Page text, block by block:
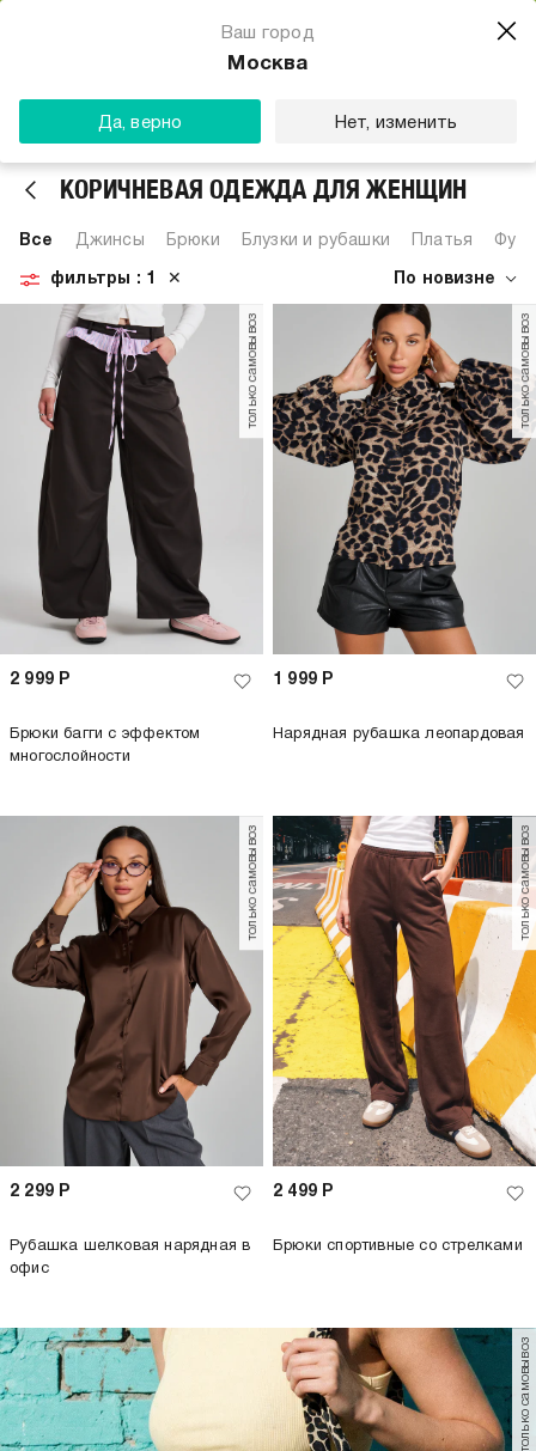
Ваш город
Москва
Да, верно Нет, изменить
КОРИЧНЕВАЯ ОДЕЖДА ДЛЯ ЖЕНЩИН
Все Джинсы Брюки Блузки и рубашки Платья
По новизне
фильтры : 1 ✕
только самовывоз
2 999 Р
Брюки багги с эффектом
многослойности
только самовывоз
1 999 Р
Нарядная рубашка леопардовая
только самовывоз
2 299 Р
Рубашка шелковая нарядная в
офис
только самовывоз
2 499 Р
Брюки спортивные со стрелками
только самовывоз
Магазин одежды для тебя